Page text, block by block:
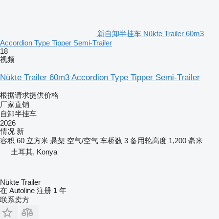
新自卸半挂车 Nükte Trailer 60m3
Accordion Type Tipper Semi-Trailer
18
视频
Nükte Trailer 60m3 Accordion Type Tipper Semi-Trailer
根据请求提供价格
厂家直销
自卸半挂车
2026
情况 新
容积 60 立方米 悬架 空气/空气 车桥数 3 备用轮高度 1,200 毫米
土耳其, Konya
Nükte Trailer
在 Autoline 注册 1 年
联系卖方